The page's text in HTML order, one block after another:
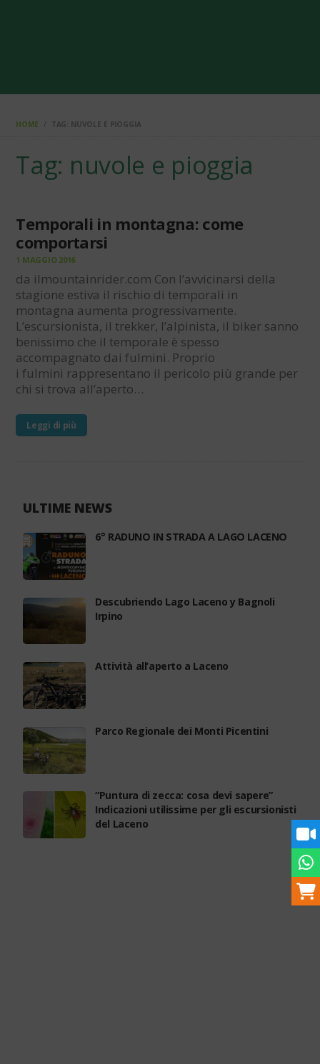
HOME TAG: NUVOLE E PIOGGIA
Tag: nuvole e pioggia
Temporali in montagna: come
comportarsi
1 MAGGIO 2016
da ilmountainrider.com Con l’avvicinarsi della
stagione estiva il rischio di temporali in
montagna aumenta progressivamente.
L’escursionista, il trekker, l’alpinista, il biker sanno
benissimo che il temporale è spesso
accompagnato dai fulmini. Proprio
i fulmini rappresentano il pericolo più grande per
chi si trova all’aperto…
Leggi di più
ULTIME NEWS
6° RADUNO IN STRADA A LAGO LACENO
Descubriendo Lago Laceno y Bagnoli
Irpino
Attività all’aperto a Laceno
Parco Regionale dei Monti Picentini
“Puntura di zecca: cosa devi sapere”
Indicazioni utilissime per gli escursionisti
del Laceno